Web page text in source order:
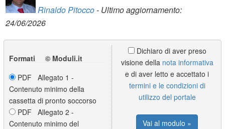
Rinaldo Pitocco- Ultimo aggiornamento:
24/06/2026
Formati © Moduli.it
PDF Allegato 1 -
Contenuto minimo della
cassetta di pronto soccorso
PDF Allegato 2 -
Contenuto minimo del
Dichiaro di aver preso
visione della nota informativa
e di aver letto e accettato i
termini e le condizioni di
utilizzo del portale
Vai al modulo »